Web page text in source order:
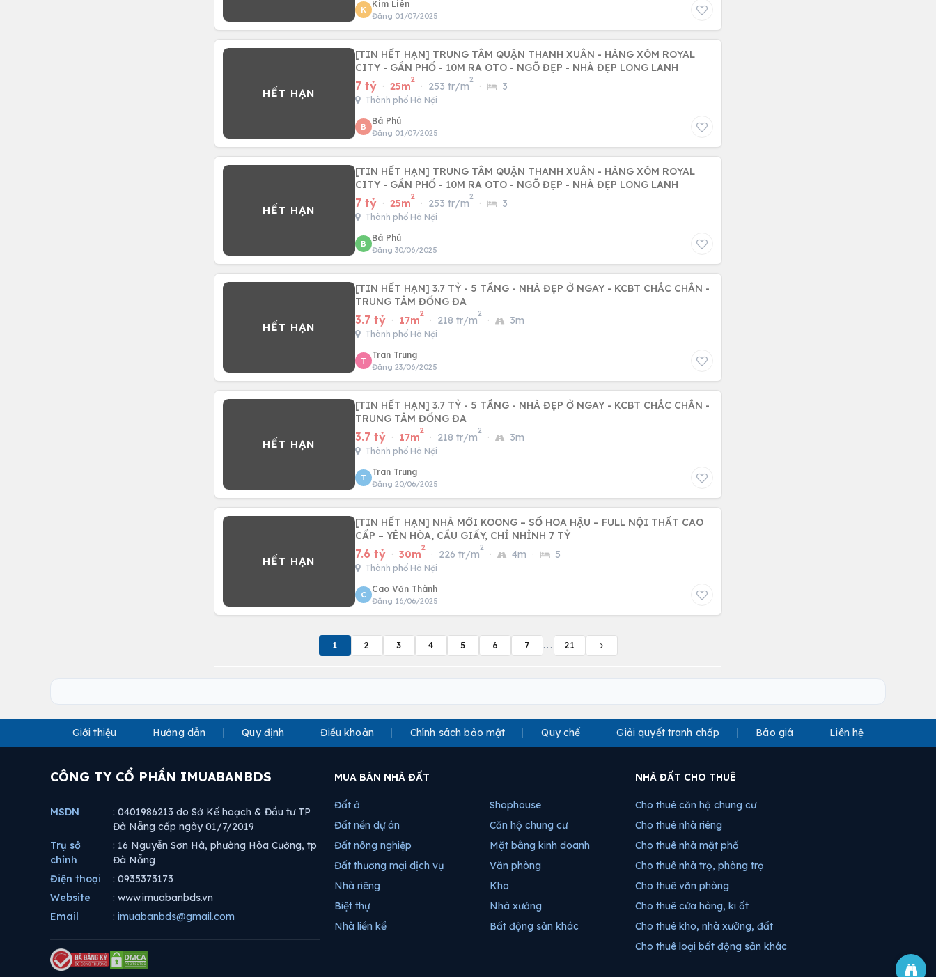
K
Kim Liên
Đăng 01/07/2025
[TIN HẾT HẠN] TRUNG TÂM QUẬN THANH XUÂN - HÀNG XÓM ROYAL
CITY - GẦN PHỐ - 10M RA OTO - NGÕ ĐẸP - NHÀ ĐẸP LONG LANH
7 tỷ · 25m
2
· 253 tr/m
2
· 3
Thành phố Hà Nội
B
Bá Phú
Đăng 01/07/2025
[TIN HẾT HẠN] TRUNG TÂM QUẬN THANH XUÂN - HÀNG XÓM ROYAL
CITY - GẦN PHỐ - 10M RA OTO - NGÕ ĐẸP - NHÀ ĐẸP LONG LANH
7 tỷ · 25m
2
· 253 tr/m
2
· 3
Thành phố Hà Nội
B
Bá Phú
Đăng 30/06/2025
[TIN HẾT HẠN] 3.7 TỶ - 5 TẦNG - NHÀ ĐẸP Ở NGAY - KCBT CHẮC CHẮN -
TRUNG TÂM ĐỐNG ĐA
3.7 tỷ · 17m
2
· 218 tr/m
2
· 3m
Thành phố Hà Nội
T
Tran Trung
Đăng 23/06/2025
[TIN HẾT HẠN] 3.7 TỶ - 5 TẦNG - NHÀ ĐẸP Ở NGAY - KCBT CHẮC CHẮN -
TRUNG TÂM ĐỐNG ĐA
3.7 tỷ · 17m
2
· 218 tr/m
2
· 3m
Thành phố Hà Nội
T
Tran Trung
Đăng 20/06/2025
[TIN HẾT HẠN] NHÀ MỚI KOONG – SỔ HOA HẬU – FULL NỘI THẤT CAO
CẤP – YÊN HÒA, CẦU GIẤY, CHỈ NHỈNH 7 TỶ
7.6 tỷ · 30m
2
· 226 tr/m
2
· 4m · 5
Thành phố Hà Nội
C
Cao Văn Thành
Đăng 16/06/2025
1 2 3 4 5 6 7 ... 21
Giới thiệu Hướng dẫn Quy định Điều khoản Chính sách bảo mật Quy chế Giải quyết tranh chấp Báo giá Liên hệ
CÔNG TY CỔ PHẦN IMUABANBDS
MSDN
: 0401986213 do Sở Kế hoạch & Đầu tư TP
Đà Nẵng cấp ngày 01/7/2019
Trụ sở
chính
: 16 Nguyễn Sơn Hà, phường Hòa Cường, tp
Đà Nẵng
Điện thoại
: 0935373173
Website
: www.imuabanbds.vn
Email
: imuabanbds@gmail.com
MUA BÁN NHÀ ĐẤT
Đất ở
Đất nền dự án
Đất nông nghiệp
Đất thương mại dịch vụ
Nhà riêng
Biệt thự
Nhà liền kề
Shophouse
Căn hộ chung cư
Mặt bằng kinh doanh
Văn phòng
Kho
Nhà xưởng
Bất động sản khác
NHÀ ĐẤT CHO THUÊ
Cho thuê căn hộ chung cư
Cho thuê nhà riêng
Cho thuê nhà mặt phố
Cho thuê nhà trọ, phòng trọ
Cho thuê văn phòng
Cho thuê cửa hàng, ki ốt
Cho thuê kho, nhà xưởng, đất
Cho thuê loại bất động sản khác